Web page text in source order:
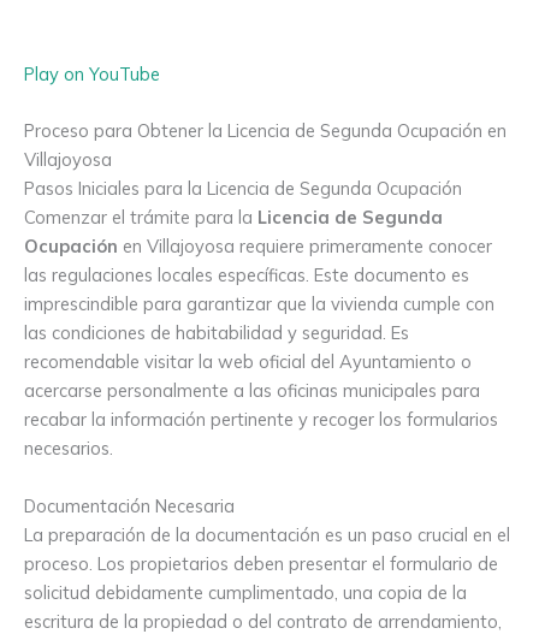
Play on YouTube
Proceso para Obtener la Licencia de Segunda Ocupación en
Villajoyosa
Pasos Iniciales para la Licencia de Segunda Ocupación
Comenzar el trámite para la Licencia de Segunda
Ocupación en Villajoyosa requiere primeramente conocer
las regulaciones locales específicas. Este documento es
imprescindible para garantizar que la vivienda cumple con
las condiciones de habitabilidad y seguridad. Es
recomendable visitar la web oficial del Ayuntamiento o
acercarse personalmente a las oficinas municipales para
recabar la información pertinente y recoger los formularios
necesarios.
Documentación Necesaria
La preparación de la documentación es un paso crucial en el
proceso. Los propietarios deben presentar el formulario de
solicitud debidamente cumplimentado, una copia de la
escritura de la propiedad o del contrato de arrendamiento,